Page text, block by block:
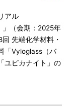
アル
（会期：2025年
先端化学材料・
「Vyloglass（バ
ユピカナイト」の